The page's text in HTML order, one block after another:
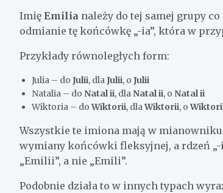
Imię Emilia należy do tej samej grupy co
odmianie tę końcówkę „-ia”, która w
Przykłady równoległych form:
Julia – do Julii, dlaJulii, o Julii
Natalia – do Natal ii, dlaNatal ii, o Natal ii
Wiktoria – doWiktorii, dlaWiktorii, o
Wszystkie te imiona mają w
wymiany końcówki fleksyjnej, a rdzeń
„Emilii”, a nie „Emili”.
Podobnie działa to w innych typach